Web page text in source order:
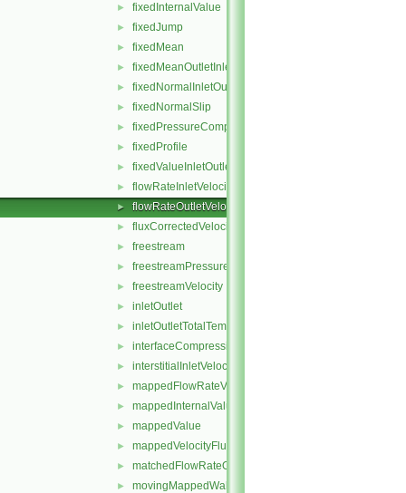
► fixedInternalValue
► fixedJump
► fixedMean
► fixedMeanOutletInlet
► fixedNormalInletOutletVelocity
► fixedNormalSlip
► fixedPressureCompressibleDensity
► fixedProfile
► fixedValueInletOutlet
► flowRateInletVelocity
► flowRateOutletVelocity
► fluxCorrectedVelocity
► freestream
► freestreamPressure
► freestreamVelocity
► inletOutlet
► inletOutletTotalTemperature
► interfaceCompression
► interstitialInletVelocity
► mappedFlowRateVelocity
► mappedInternalValue
► mappedValue
► mappedVelocityFlux
► matchedFlowRateOutletVelocity
► movingMappedWallVelocity